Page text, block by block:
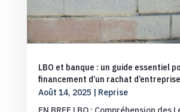
LBO et banque : un guide essentiel
financement d’un rachat d’entreprise
Août 14, 2025
Reprise